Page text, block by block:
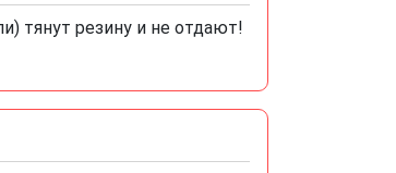
тянут резину и не отдают!